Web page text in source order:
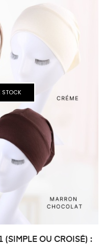
STOCK
(SIMPLE OU CROISÉ) :